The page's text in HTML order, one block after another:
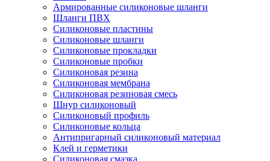
Армированные силиконовые шланги
Шланги ПВХ
Силиконовые пластины
Силиконовые шланги
Силиконовые прокладки
Силиконовые пробки
Силиконовая резина
Силиконовая мембрана
Силиконовая резиновая смесь
Шнур силиконовый
Силиконовый профиль
Силиконовые кольца
Антипригарный силиконовый материал
Клей и герметики
Силиконовая смазка